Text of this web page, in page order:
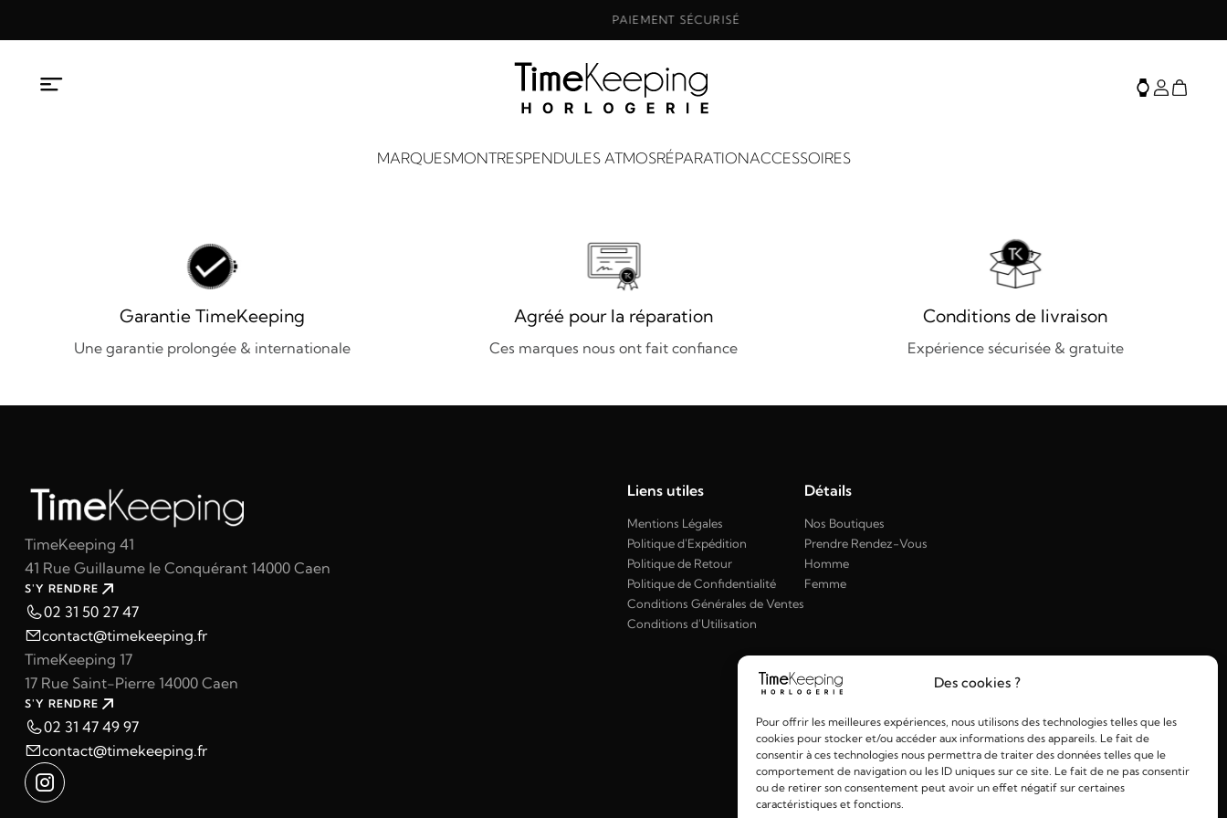
Des cookies ?
Pour offrir les meilleures expériences, nous utilisons des technologies telles que les
cookies pour stocker et/ou accéder aux informations des appareils. Le fait de
consentir à ces technologies nous permettra de traiter des données telles que le
comportement de navigation ou les ID uniques sur ce site. Le fait de ne pas consentir
ou de retirer son consentement peut avoir un effet négatif sur certaines
caractéristiques et fonctions.
PAIEMENT SÉCURISÉ
MARQUESMONTRESPENDULES ATMOSRÉPARATIONACCESSOIRES
Garantie TimeKeeping
Une garantie prolongée & internationale
Agréé pour la réparation
Ces marques nous ont fait confiance
Conditions de livraison
Expérience sécurisée & gratuite
TimeKeeping 41
41 Rue Guillaume le Conquérant 14000 Caen
S'Y RENDRE
02 31 50 27 47
contact@timekeeping.fr
TimeKeeping 17
17 Rue Saint-Pierre 14000 Caen
S'Y RENDRE
02 31 47 49 97
contact@timekeeping.fr
Liens utiles
Mentions Légales
Politique d'Expédition
Politique de Retour
Politique de Confidentialité
Conditions Générales de Ventes
Conditions d'Utilisation
Détails
Nos Boutiques
Prendre Rendez-Vous
Homme
Femme